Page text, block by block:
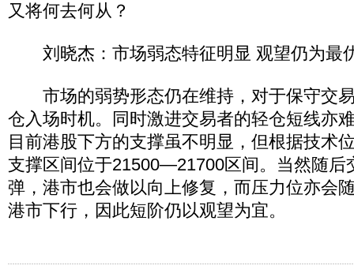
又将何去何从？
刘晓杰：市场弱态特征明显 观望仍为最
市场的弱势形态仍在维持，对于保守交
仓入场时机。同时激进交易者的轻仓短线亦
目前港股下方的支撑虽不明显，但根据技术
支撑区间位于21500—21700区间。当然随后
弹，港市也会做以向上修复，而压力位亦会
港市下行，因此短阶仍以观望为宜。